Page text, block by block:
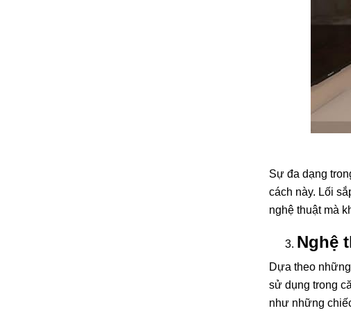
Sự đa dạng
cách này. Lối
nghệ thuật mà
Nghệ
Dựa theo
sử dụng trong
như những